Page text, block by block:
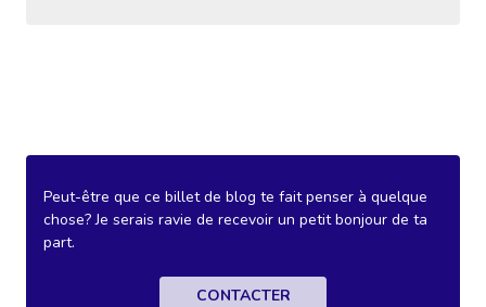
Peut-être que ce billet de blog te fait penser à quelque
chose? Je serais ravie de recevoir un petit bonjour de ta
part.
CONTACTER